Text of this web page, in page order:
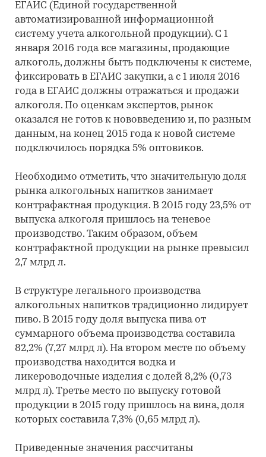
ЕГАИС (Единой государственной
автоматизированной информационной
систему учета алкогольной продукции). С 1
января 2016 года все магазины, продающие
алкоголь, должны быть подключены к системе,
фиксировать в ЕГАИС закупки, а с 1 июля 2016
года в ЕГАИС должны отражаться и продажи
алкоголя. По оценкам экспертов, рынок
оказался не готов к нововведению и, по разным
данным, на конец 2015 года к новой системе
подключилось порядка 5% оптовиков.
Необходимо отметить, что значительную доля
рынка алкогольных напитков занимает
контрафактная продукция. В 2015 году 23,5% от
выпуска алкоголя пришлось на теневое
производство. Таким образом, объем
контрафактной продукции на рынке превысил
2,7 млрд л.
В структуре легального производства
алкогольных напитков традиционно лидирует
пиво. В 2015 году доля выпуска пива от
суммарного объема производства составила
82,2% (7,27 млрд л). На втором месте по объему
производства находится водка и
ликероводочные изделия с долей 8,2% (0,73
млрд л). Третье место по выпуску готовой
продукции в 2015 году пришлось на вина, доля
которых составила 7,3% (0,65 млрд л).
Приведенные значения рассчитаны